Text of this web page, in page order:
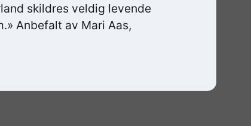
skildres veldig levende
Anbefalt av Mari Aas,